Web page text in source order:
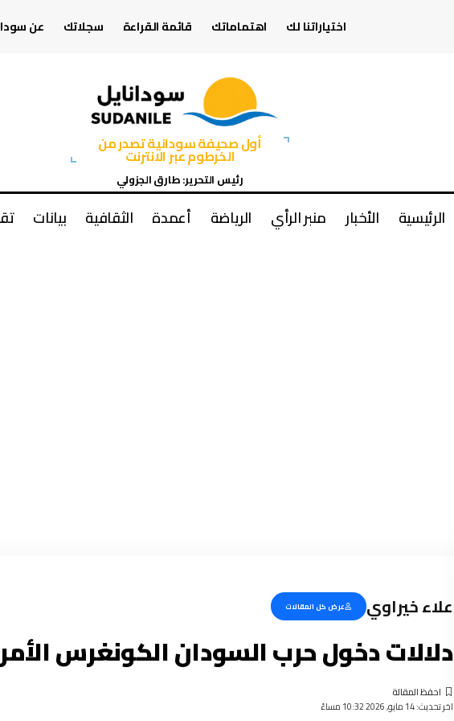
اختياراتنا لك اهتماماتك قائمة القراءة سجلاتك عن
أول صحيفة سودانية تصدر من
الخرطوم عبر الانترنت
رئيس التحرير: طارق الجزولي
الرئيسية الأخبار منبر الرأي الرياضة أعمدة الثقافية بيانات
علاء خيراوي عرض كل المقالات
دلالات دخول حرب السودان الكونغرس
اخر تحديث: 14 مايو, 2026 10:32 مساءً